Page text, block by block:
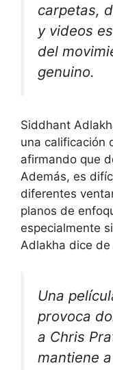
carpetas,
y videos
del
genuino.
Siddhant
una calificación
afirmando que
Además, es
diferentes
planos de
especialmente
Adlakha dice de
Una
provoca
a Chris
mantiene